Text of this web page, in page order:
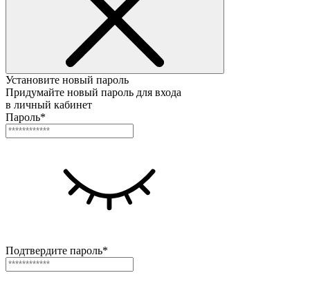
Установите новый пароль
Придумайте новый пароль для входа
в личный кабинет
Пароль*
Подтвердите пароль*